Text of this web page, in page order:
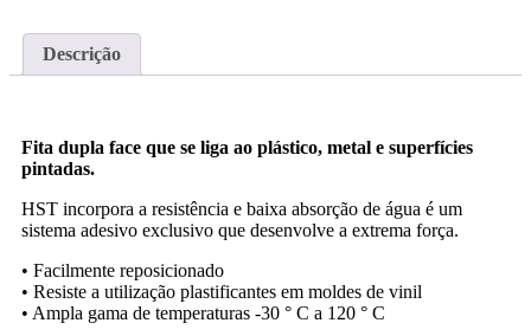
Descrição
Fita dupla face que se liga ao plástico, metal e superfícies
pintadas.
HST incorpora a resistência e baixa absorção de água é um
sistema adesivo exclusivo que desenvolve a extrema força.
• Facilmente reposicionado
• Resiste a utilização plastificantes em moldes de vinil
• Ampla gama de temperaturas -30 ° C a 120 ° C